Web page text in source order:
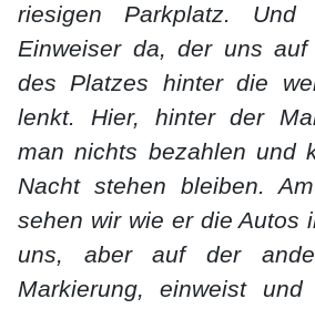
riesigen Parkplatz.
Einweiser da, der uns
des Platzes hinter die
lenkt. Hier, hinter der
man nichts bezahlen und
Nacht stehen bleiben.
sehen wir wie er die Autos
uns, aber auf der
Markierung, einweist